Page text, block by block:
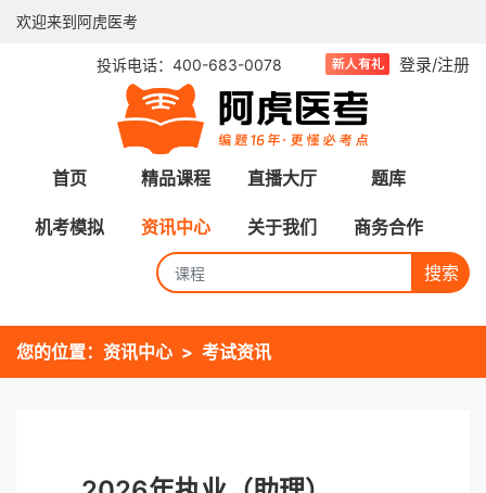
欢迎来到阿虎医考
登录/注册
投诉电话：400-683-0078
首页 精品课程 直播大厅 题库
机考模拟 资讯中心 关于我们 商务合作
搜索
您的位置： 资讯中心 考试资讯